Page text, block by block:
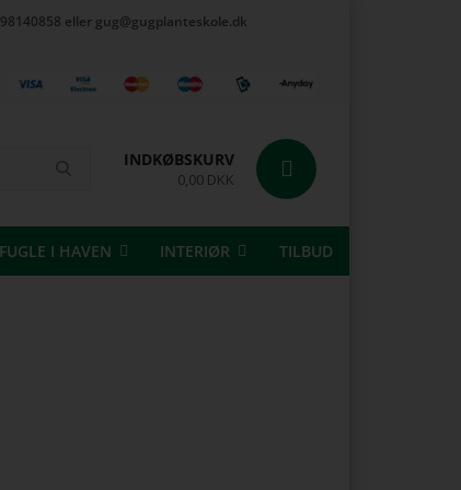
eller gug@gugplanteskole.dk
INDKØBSKURV
0,00 DKK
FUGLE I HAVEN INTERIØR TILBUD